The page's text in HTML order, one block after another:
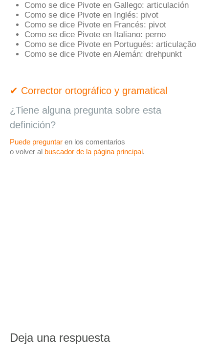
Como se dice Pivote en Gallego: articulación
Como se dice Pivote en Inglés: pivot
Como se dice Pivote en Francés: pivot
Como se dice Pivote en Italiano: perno
Como se dice Pivote en Portugués: articulação
Como se dice Pivote en Alemán: drehpunkt
✔ Corrector ortográfico y gramatical
¿Tiene alguna pregunta sobre esta
definición?
Puede preguntar en los comentarios
o volver al buscador de la página principal.
Deja una respuesta